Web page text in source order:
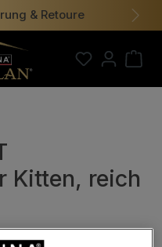
& Retoure
Kitten, reich